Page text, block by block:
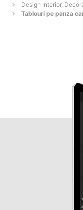
Design Interior,
Tablouri pe panza